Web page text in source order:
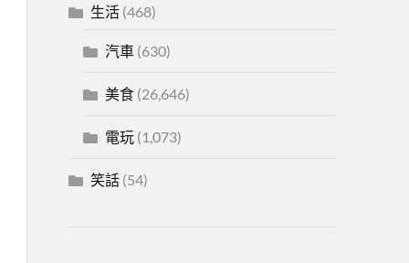
生活(468)
汽車(630)
美食(26,646)
電玩(1,073)
笑話(54)